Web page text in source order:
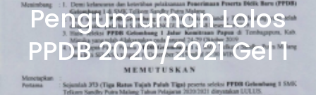
Pengumuman Lolos
PPDB 2020/2021 Gel 1